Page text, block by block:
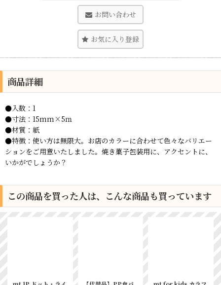
お問い合わせ
お気に入り登録
商品詳細
●入数：1
●寸法：15mm×5ｍ
●材質：紙
●特徴：使い方は無限大。お店のカラーに合わせて色々なバリエー
ションをご用意いたしました。焼き菓子包装用に、アクセントに、
いかがでしょうか？
この商品を買った人は、こんな商品も買っています